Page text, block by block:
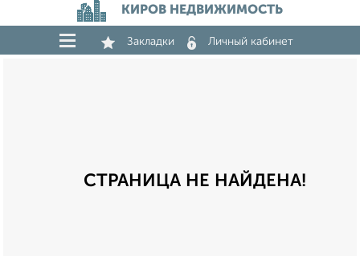
КИРОВ НЕДВИЖИМОСТЬ
Закладки Личный кабинет
СТРАНИЦА НЕ НАЙДЕНА!